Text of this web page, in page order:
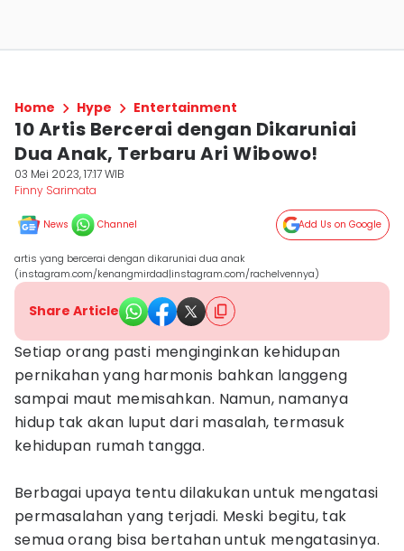
Home Hype Entertainment
10 Artis Bercerai dengan Dikaruniai
Dua Anak, Terbaru Ari Wibowo!
03 Mei 2023, 17:17 WIB
Finny Sarimata
News Channel Add Us on Google
artis yang bercerai dengan dikaruniai dua anak
(instagram.com/kenangmirdad|instagram.com/rachelvennya)
Share Article
Setiap orang pasti menginginkan kehidupan
pernikahan yang harmonis bahkan langgeng
sampai maut memisahkan. Namun, namanya
hidup tak akan luput dari masalah, termasuk
kehidupan rumah tangga.
Berbagai upaya tentu dilakukan untuk mengatasi
permasalahan yang terjadi. Meski begitu, tak
semua orang bisa bertahan untuk mengatasinya.